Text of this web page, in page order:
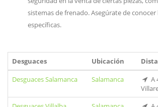
sistemas de frenado. Asegúrate de conocer
específicas.
Desguaces Ubicación
Desguaces Salamanca
Salamanca
A